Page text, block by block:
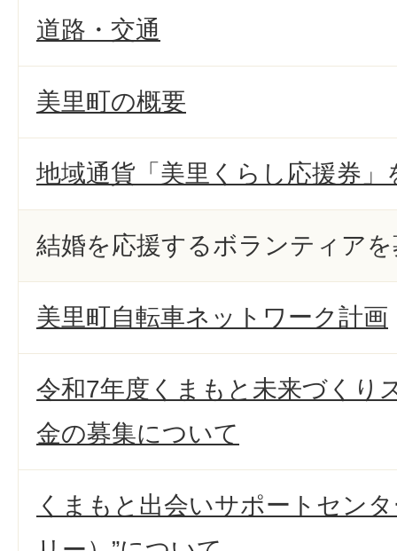
道路・交通
美里町の概要
地域通貨「美里くらし応援券」
結婚を応援するボランティア
美里町自転車ネットワーク計画
令和7年度くまもと未来づくり
金の募集について
くまもと出会いサポートセン